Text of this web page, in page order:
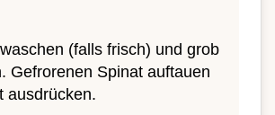
(falls frisch) und grob
Gefrorenen Spinat auftauen
ausdrücken.